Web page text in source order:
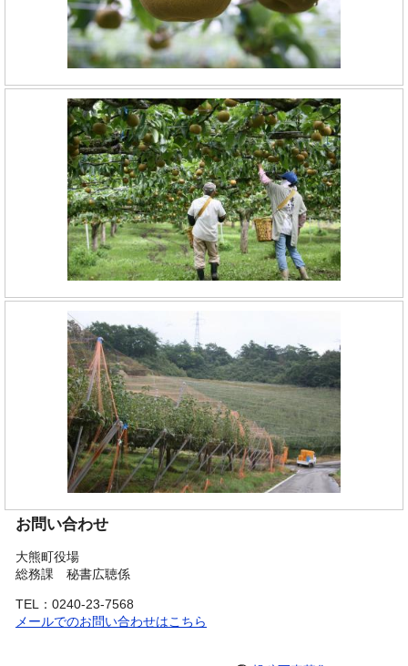
お問い合わせ
大熊町役場
総務課 秘書広聴係
TEL：0240-23-7568
メールでのお問い合わせはこちら